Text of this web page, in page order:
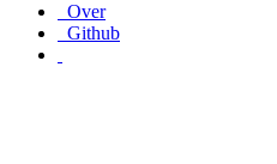
Over
Github